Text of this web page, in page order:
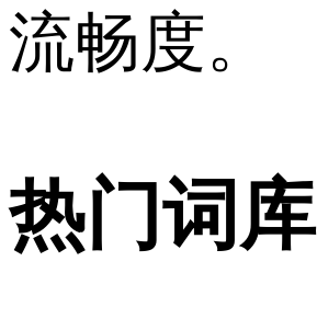
流畅度。
热门词库